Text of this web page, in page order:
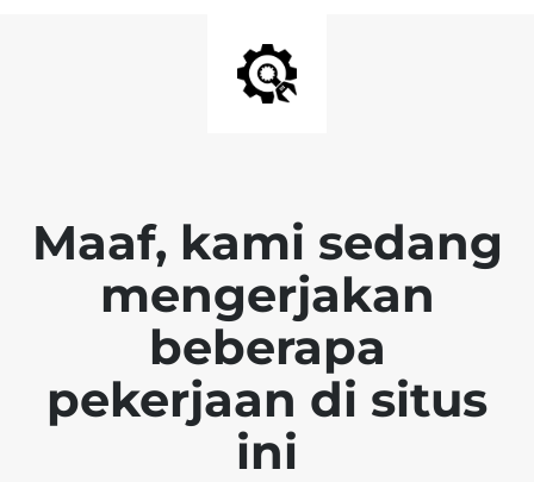
Maaf, kami sedang
mengerjakan
beberapa
pekerjaan di situs
ini